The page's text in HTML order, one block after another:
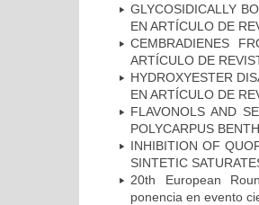
GLYCOSIDICALLY
EN ARTÍCULO DE
CEMBRADIENES
ARTÍCULO DE
HYDROXYESTER
EN ARTÍCULO DE
FLAVONOLS AND
POLYCARPUS
INHIBITION OF
SINTETIC
20th European
ponencia en evento